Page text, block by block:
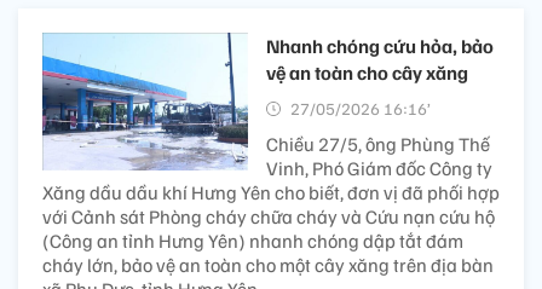
Nhanh chóng cứu hỏa, bảo
vệ an toàn cho cây xăng
27/05/2026 16:16’
Chiều 27/5, ông Phùng Thế
Vinh, Phó Giám đốc Công ty
Xăng dầu dầu khí Hưng Yên cho biết, đơn vị đã phối hợp
với Cảnh sát Phòng cháy chữa cháy và Cứu nạn cứu hộ
(Công an tỉnh Hưng Yên) nhanh chóng dập tắt đám
cháy lớn, bảo vệ an toàn cho một cây xăng trên địa bàn